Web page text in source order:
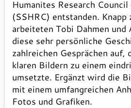
Humanites Research Council
(SSHRC) entstanden. Knapp
arbeiteten Tobi Dahmen und
diese sehr persönliche
zahlreichen Gesprächen auf,
klaren Bildern zu einem
umsetzte. Ergänzt wird die
mit einem umfangreichen
Fotos und Grafiken.